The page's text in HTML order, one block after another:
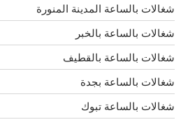
شغالات بالساعة المدينة المنورة
شغالات بالساعة بالخبر
شغالات بالساعة بالقطيف
شغالات بالساعة بجدة
شغالات بالساعة تبوك